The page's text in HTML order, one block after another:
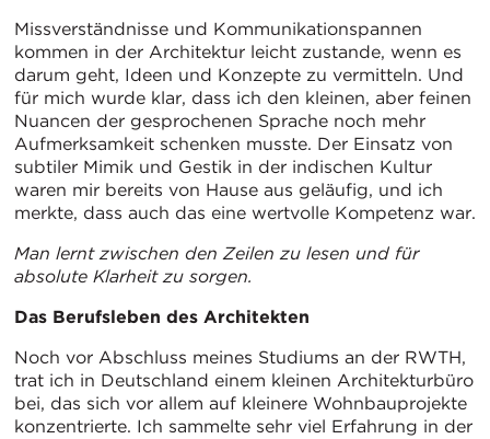
Missverständnisse und Kommunikationspannen
kommen in der Architektur leicht zustande, wenn es
darum geht, Ideen und Konzepte zu vermitteln. Und
für mich wurde klar, dass ich den kleinen, aber feinen
Nuancen der gesprochenen Sprache noch mehr
Aufmerksamkeit schenken musste. Der Einsatz von
subtiler Mimik und Gestik in der indischen Kultur
waren mir bereits von Hause aus geläufig, und ich
merkte, dass auch das eine wertvolle Kompetenz war.
Man lernt zwischen den Zeilen zu lesen und für
absolute Klarheit zu sorgen.
Das Berufsleben des Architekten
Noch vor Abschluss meines Studiums an der RWTH,
trat ich in Deutschland einem kleinen Architekturbüro
bei, das sich vor allem auf kleinere Wohnbauprojekte
konzentrierte. Ich sammelte sehr viel Erfahrung in der